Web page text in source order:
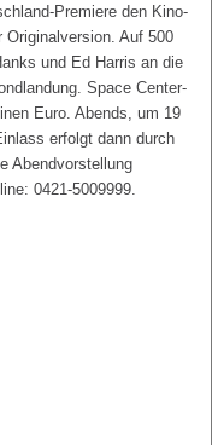
Premiere den Kino-
Auf 500
und Ed Harris an die
Space Center-
Euro. Abends, um 19
erfolgt dann durch
Abendvorstellung
0421-5009999.